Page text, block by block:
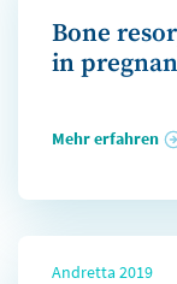
Bone
in
Mehr erfahren
Andretta 2019